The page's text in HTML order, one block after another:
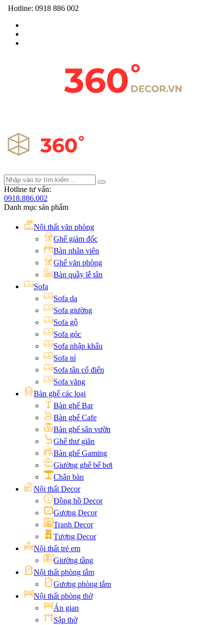
Hotline: 0918 886 002
Hotline tư vấn:
0918.886.002
Danh mục sản phẩm
Nội thất văn phòng
Ghế giám đốc
Bàn nhân viên
Ghế văn phòng
Bàn quầy lễ tân
Sofa
Sofa da
Sofa giường
Sofa gỗ
Sofa góc
Sofa nhập khẩu
Sofa nỉ
Sofa tân cổ điển
Sofa văng
Bàn ghế các loại
Bàn ghế Bar
Bàn ghế Cafe
Bàn ghế sân vườn
Ghế thư giãn
Bàn ghế Gaming
Giường ghế bể bơi
Chân bàn
Nội thất Decor
Đồng hồ Decor
Gương Decor
Tranh Decor
Tượng Decor
Nội thất trẻ em
Giường tầng
Nội thất phòng tắm
Gương phòng tắm
Nội thất phòng thờ
Án gian
Sập thờ